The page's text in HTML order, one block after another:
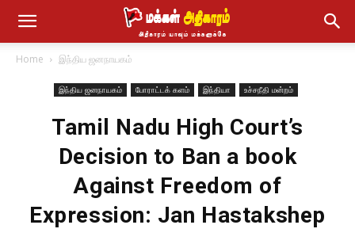
Home இந்திய ஜனநாயகம்
இந்திய ஜனநாயகம் போராட்டக் களம் இந்தியா உச்சநீதி மன்றம்
Tamil Nadu High Court’s
Decision to Ban a book
Against Freedom of
Expression: Jan Hastakshep